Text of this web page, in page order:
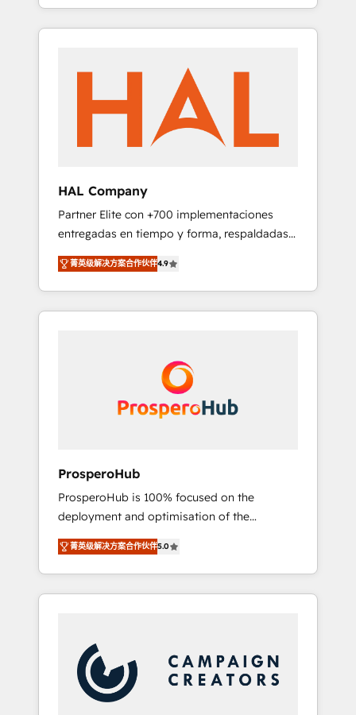
processes to generate growth. Our offer
spans from Strategy to Operations. We
implementation, web design, sales &
marketing automation, and digital marketing.
With extensive experience working with tech
companies and manufacturers since 2002,
we are committed to empowering our clients
implementation and seamless integration of
the CRM platform into your digital
ecosystem. Would you like support in
deploying your inbound marketing strategy?
We'll provide support tailored to your needs
and sales objectives. With 125+ certifications,
we are part of the most certified Canadian
coast), our services are offered in both
HAL Company
Partner Elite con +700 implementaciones
entregadas en tiempo y forma, respaldadas
por 6 acreditaciones de HubSpot y un
equipo de 6 Certified Trainers avalados por
HubSpot Academy. Acompañamos a las
empresas en cada etapa de su crecimiento
Nos caracterizamos por combinar excelencia
técnica con una mirada estratégica a largo
菁英级解决方案合作伙伴4.9
ProsperoHub
ProsperoHub is 100% focused on the
deployment and optimisation of the
HubSpot CRM platform. Our highly
experienced team of solutions experts will
ensure that you achieve maximum adoption
and ROI from your HubSpot investment. Use
your team on their HubSpot journey, design
and implement your processes and skilfully
bring your revenue infrastructure to life. Our
collaborative approach keeps you in control
菁英级解决方案合作伙伴5.0